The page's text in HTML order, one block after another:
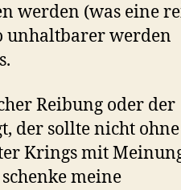
werden (was eine
unhaltbarer werden
Reibung oder der
der sollte nicht
Krings mit
schenke meine